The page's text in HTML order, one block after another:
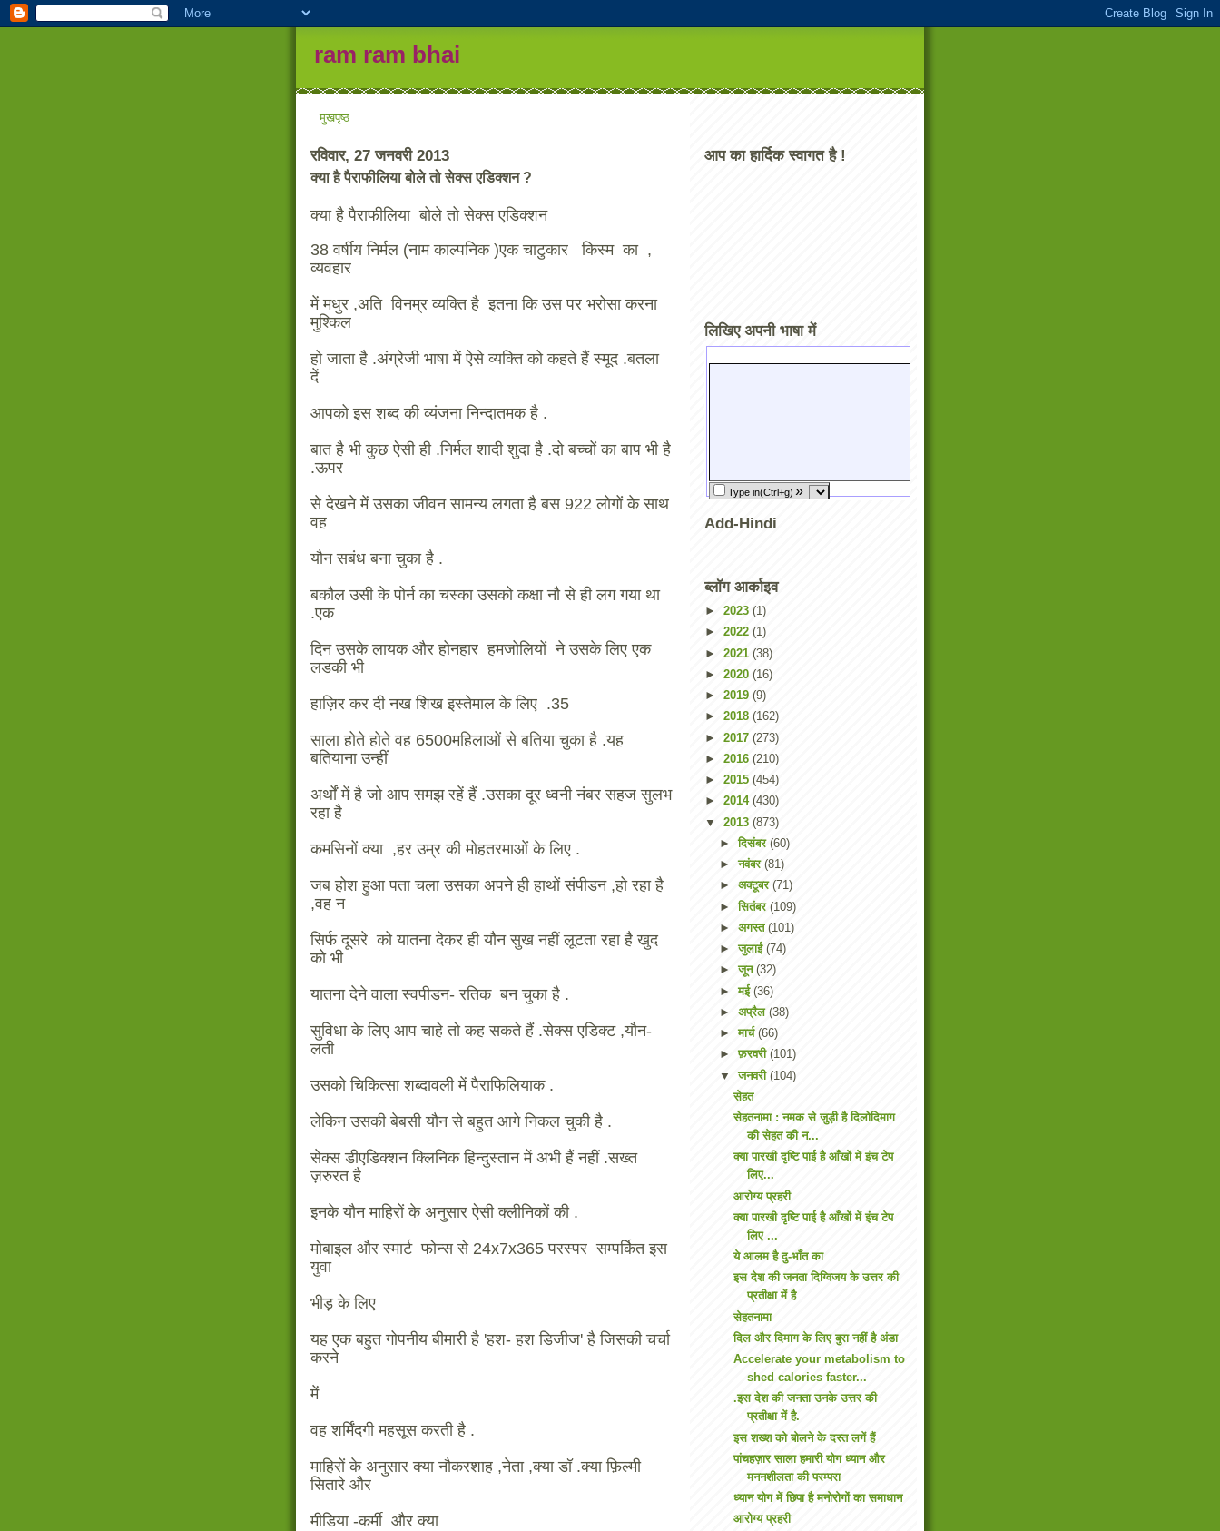
ram ram bhai
मुखपृष्ठ
रविवार, 27 जनवरी 2013
क्या है पैराफीलिया बोले तो सेक्स एडिक्शन ?
क्या है पैराफीलिया बोले तो सेक्स एडिक्शन
38 वर्षीय निर्मल (नाम काल्पनिक )एक चाटुकार किस्म का ,
व्यवहार
में मधुर ,अति विनम्र व्यक्ति है इतना कि उस पर भरोसा करना
मुश्किल
हो जाता है .अंग्रेजी भाषा में ऐसे व्यक्ति को कहते हैं स्मूद .बतला
दें
आपको इस शब्द की व्यंजना निन्दातमक है .
बात है भी कुछ ऐसी ही .निर्मल शादी शुदा है .दो बच्चों का बाप भी है
.ऊपर
से देखने में उसका जीवन सामन्य लगता है बस 922 लोगों के साथ
वह
यौन सबंध बना चुका है .
बकौल उसी के पोर्न का चस्का उसको कक्षा नौ से ही लग गया था
.एक
दिन उसके लायक और होनहार हमजोलियों ने उसके लिए एक
लडकी भी
हाज़िर कर दी नख शिख इस्तेमाल के लिए .35
साला होते होते वह 6500महिलाओं से बतिया चुका है .यह
बतियाना उन्हीं
अर्थों में है जो आप समझ रहें हैं .उसका दूर ध्वनी नंबर सहज सुलभ
रहा है
कमसिनों क्या ,हर उम्र की मोहतरमाओं के लिए .
जब होश हुआ पता चला उसका अपने ही हाथों संपीडन ,हो रहा है
,वह न
सिर्फ दूसरे को यातना देकर ही यौन सुख नहीं लूटता रहा है खुद
को भी
यातना देने वाला स्वपीडन- रतिक बन चुका है .
सुविधा के लिए आप चाहे तो कह सकते हैं .सेक्स एडिक्ट ,यौन-
लती
उसको चिकित्सा शब्दावली में पैराफिलियाक .
लेकिन उसकी बेबसी यौन से बहुत आगे निकल चुकी है .
सेक्स डीएडिक्शन क्लिनिक हिन्दुस्तान में अभी हैं नहीं .सख्त
ज़रुरत है
इनके यौन माहिरों के अनुसार ऐसी क्लीनिकों की .
मोबाइल और स्मार्ट फोन्स से 24x7x365 परस्पर सम्पर्कित इस
युवा
भीड़ के लिए
यह एक बहुत गोपनीय बीमारी है 'हश- हश डिजीज' है जिसकी चर्चा
करने
में
वह शर्मिंदगी महसूस करती है .
माहिरों के अनुसार क्या नौकरशाह ,नेता ,क्या डॉ .क्या फ़िल्मी
सितारे और
मीडिया -कर्मी और क्या
आप का हार्दिक स्वागत है !
लिखिए अपनी भाषा में
Add-Hindi
ब्लॉग आर्काइव
► 2023 (1)
► 2022 (1)
► 2021 (38)
► 2020 (16)
► 2019 (9)
► 2018 (162)
► 2017 (273)
► 2016 (210)
► 2015 (454)
► 2014 (430)
▼ 2013 (873)
►दिसंबर (60)
►नवंबर (81)
► अक्टूबर (71)
►सितंबर (109)
► अगस्त (101)
►जुलाई (74)
►जून (32)
►मई (36)
► अप्रैल (38)
►मार्च (66)
►फ़रवरी (101)
▼जनवरी (104)
सेहत
सेहतनामा : नमक से जुड़ी है दिलोदिमाग
की सेहत की न...
क्या पारखी दृष्टि पाई है आँखों में इंच टेप
लिए...
आरोग्य प्रहरी
क्या पारखी दृष्टि पाई है आँखों में इंच टेप
लिए ...
ये आलम है दु-भाँत का
इस देश की जनता दिग्विजय के उत्तर की
प्रतीक्षा में है
सेहतनामा
दिल और दिमाग के लिए बुरा नहीं है अंडा
Accelerate your metabolism to
shed calories faster...
.इस देश की जनता उनके उत्तर की
प्रतीक्षा में है.
इस शख्श को बोलने के दस्त लगें हैं
पांचहज़ार साला हमारी योग ध्यान और
मननशीलता की परम्परा
ध्यान योग में छिपा है मनोरोगों का समाधान
आरोग्य प्रहरी